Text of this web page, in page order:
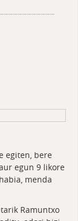
egiten, bere
egun 9 likore
menda
Ramuntxo